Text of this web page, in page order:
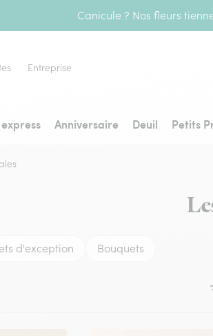
Canicule ? Nos fleurs
Anniversaire Deuil Petits
Entreprise
fleurs
d'exception Bouquets